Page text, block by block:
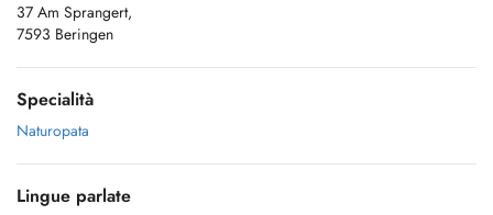
37 Am Sprangert,
7593 Beringen
Specialità
Naturopata
Lingue parlate